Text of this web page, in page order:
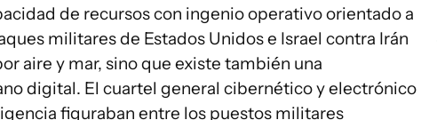
de recursos con ingenio operativo orientado a
militares de Estados Unidos e Israel contra Irán
aire y mar, sino que existe también una
digital. El cuartel general cibernético y electrónico
figuraban entre los puestos militares